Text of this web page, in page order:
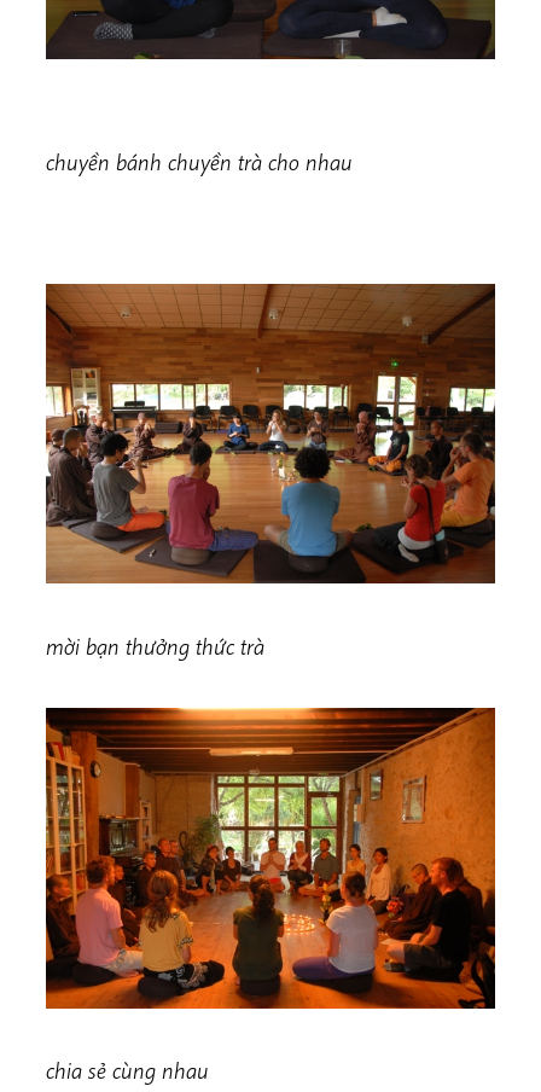
chuyền bánh chuyền trà cho nhau
mời bạn thưởng thức trà
chia sẻ cùng nhau